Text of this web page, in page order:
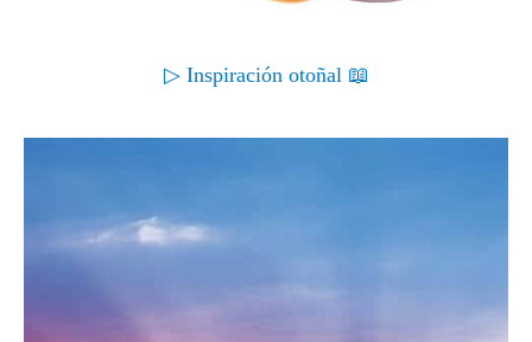
▷ Inspiración otoñal 📖